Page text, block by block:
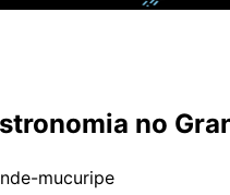
no